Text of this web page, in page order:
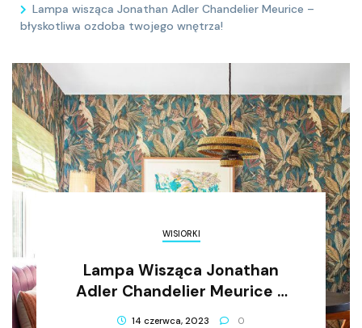
Lampa wisząca Jonathan Adler Chandelier Meurice –
błyskotliwa ozdoba twojego wnętrza!
WISIORKI
Lampa Wisząca Jonathan
Adler Chandelier Meurice –
Błyskotliwa Ozdoba Twojego
14 czerwca, 2023 0